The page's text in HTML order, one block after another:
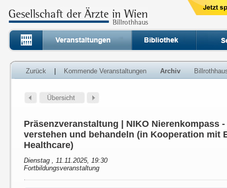
Zurück Kommende Veranstaltungen Archiv
Präsenzveranstaltung | NIKO Nierenkompass
verstehen und behandeln (in Kooperation mit
Healthcare)
Dienstag , 11.11.2025, 19:30
Fortbildungsveranstaltung